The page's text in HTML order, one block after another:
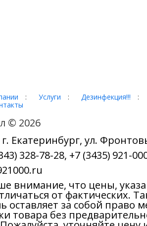
: Услуги : Дезинфекция!!!
:
© 2026
г. Екатеринбург, ул.
328-78-28, +7 (3435) 921-
внимание, что цены,
от фактических.
оставляет за собой право
товара без